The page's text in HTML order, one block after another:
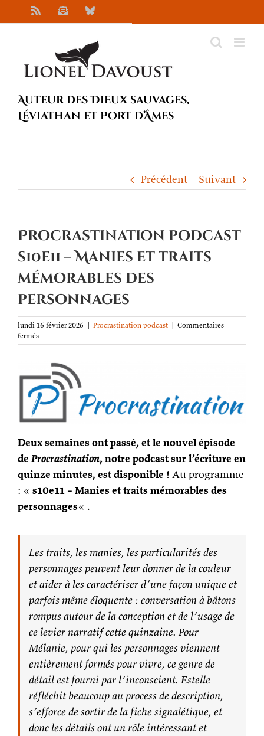
au
NewsletterBluesky
Auteur des Dieux sauvages,
Léviathan et Port d’Âmes
Précédent Suivant
Procrastination podcast
s10e11 – Manies et traits
mémorables des
personnages
lundi 16 février 2026 | Procrastination podcast | Commentaires
ferméssur
Procrastination
s10e11
–
Manies
et
mémorables
personnages
Deux semaines ont passé, et le nouvel épisode
deProcrastination, notre podcast sur l’écriture en
quinze minutes, est disponible ! Au programme
: « s10e11 – Manies et traits mémorables des
personnages« .
Les traits, les manies, les particularités des
personnages peuvent leur donner de la couleur
et aider à les caractériser d’une façon unique et
parfois même éloquente : conversation à bâtons
rompus autour de la conception et de l’usage de
ce levier narratif cette quinzaine. Pour
Mélanie, pour qui les personnages viennent
entièrement formés pour vivre, ce genre de
détail est fourni par l’inconscient. Estelle
réfléchit beaucoup au process de description,
s’efforce de sortir de la fiche signalétique, et
donc les détails ont un rôle intéressant et